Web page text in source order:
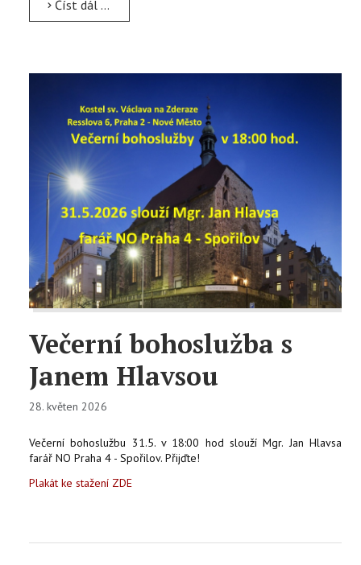
Číst dál …
Večerní bohoslužba s
Janem Hlavsou
28. květen 2026
Večerní bohoslužbu 31.5. v 18:00 hod slouží Mgr. Jan Hlavsa
farář NO Praha 4 - Spořilov. Přijďte!
Plakát ke stažení ZDE